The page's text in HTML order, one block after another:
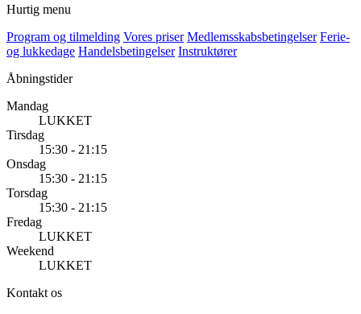
Hurtig menu
Program og tilmelding Vores priser Medlemsskabsbetingelser Ferie-
og lukkedage Handelsbetingelser Instruktører
Åbningstider
Mandag
LUKKET
Tirsdag
15:30 - 21:15
Onsdag
15:30 - 21:15
Torsdag
15:30 - 21:15
Fredag
LUKKET
Weekend
LUKKET
Kontakt os